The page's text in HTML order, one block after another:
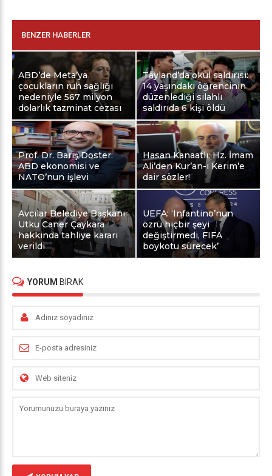
BENZER HABERLER
ABD’de Meta’ya
çocukların ruh sağlığı
nedeniyle 567 milyon
dolarlık tazminat cezası
Tayland’da okul saldırısı:
14 yaşındaki öğrencinin
düzenlediği silahlı
saldırıda 6 kişi öldü
Prof. Dr. Barış Doster:
ABD ekonomisi ve
NATO’nun işlevi
Hasan Kanaatlı: Hz. İmam
Ali’den Kur’an-ı Kerim’e
dair sözler!
Avcılar Belediye Başkanı
Utku Caner Çaykara
hakkında tahliye kararı
verildi
UEFA: ‘Infantino’nun
özrü hiçbir şeyi
değiştirmedi, FIFA
boykotu sürecek’
YORUM BIRAK